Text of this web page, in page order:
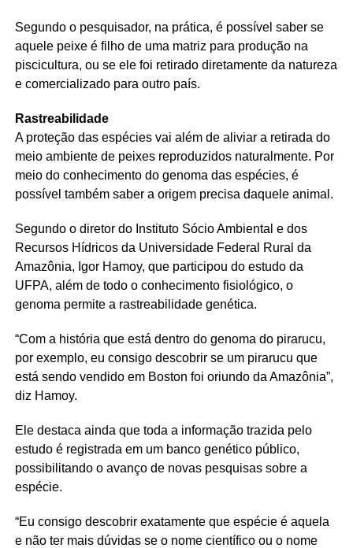
Segundo o pesquisador, na prática, é possível saber se
aquele peixe é filho de uma matriz para produção na
piscicultura, ou se ele foi retirado diretamente da natureza
e comercializado para outro país.
Rastreabilidade
A proteção das espécies vai além de aliviar a retirada do
meio ambiente de peixes reproduzidos naturalmente. Por
meio do conhecimento do genoma das espécies, é
possível também saber a origem precisa daquele animal.
Segundo o diretor do Instituto Sócio Ambiental e dos
Recursos Hídricos da Universidade Federal Rural da
Amazônia, Igor Hamoy, que participou do estudo da
UFPA, além de todo o conhecimento fisiológico, o
genoma permite a rastreabilidade genética.
“Com a história que está dentro do genoma do pirarucu,
por exemplo, eu consigo descobrir se um pirarucu que
está sendo vendido em Boston foi oriundo da Amazônia”,
diz Hamoy.
Ele destaca ainda que toda a informação trazida pelo
estudo é registrada em um banco genético público,
possibilitando o avanço de novas pesquisas sobre a
espécie.
“Eu consigo descobrir exatamente que espécie é aquela
e não ter mais dúvidas se o nome científico ou o nome